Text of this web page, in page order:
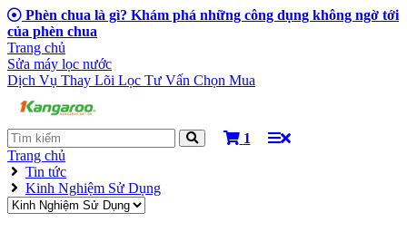
Phèn chua là gì? Khám phá những công dụng không ngờ tới
của phèn chua
Trang chủ
Sửa máy lọc nước
Dịch Vụ Thay Lõi Lọc Tư Vấn Chọn Mua
1
Trang chủ
Tin tức
Kinh Nghiệm Sử Dụng